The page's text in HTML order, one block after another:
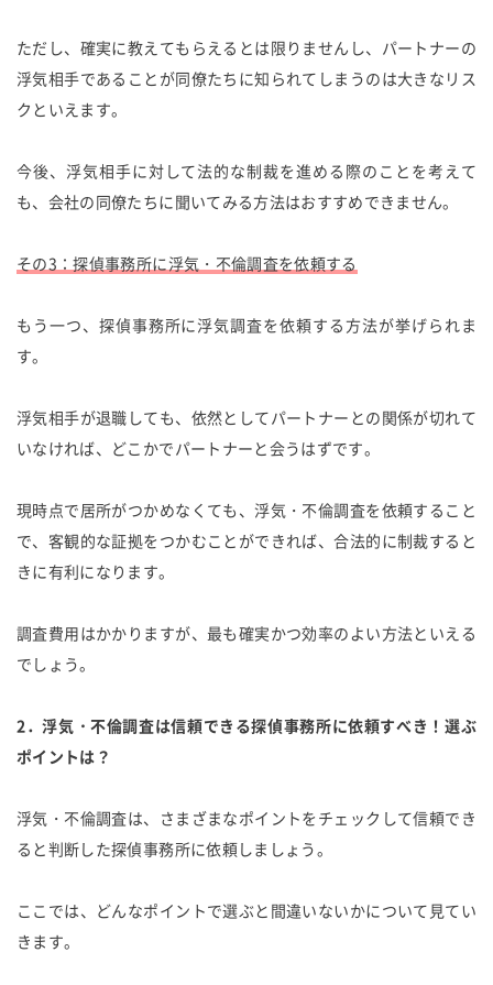
ただし、確実に教えてもらえるとは限りませんし、パートナーの
浮気相手であることが同僚たちに知られてしまうのは大きなリス
クといえます。
今後、浮気相手に対して法的な制裁を進める際のことを考えて
も、会社の同僚たちに聞いてみる方法はおすすめできません。
その3：探偵事務所に浮気・不倫調査を依頼する
もう一つ、探偵事務所に浮気調査を依頼する方法が挙げられま
す。
浮気相手が退職しても、依然としてパートナーとの関係が切れて
いなければ、どこかでパートナーと会うはずです。
現時点で居所がつかめなくても、浮気・不倫調査を依頼すること
で、客観的な証拠をつかむことができれば、合法的に制裁すると
きに有利になります。
調査費用はかかりますが、最も確実かつ効率のよい方法といえる
でしょう。
2．浮気・不倫調査は信頼できる探偵事務所に依頼すべき！選ぶ
ポイントは？
浮気・不倫調査は、さまざまなポイントをチェックして信頼でき
ると判断した探偵事務所に依頼しましょう。
ここでは、どんなポイントで選ぶと間違いないかについて見てい
きます。